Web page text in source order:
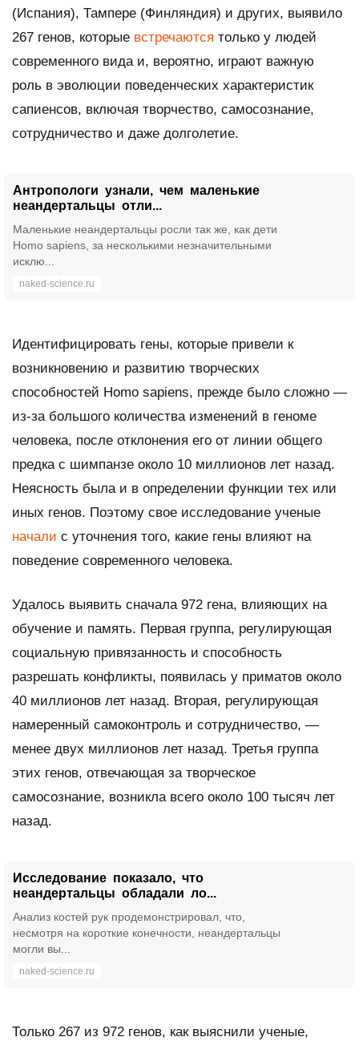
(Испания), Тампере (Финляндия) и других, выявило
267 генов, которые встречаются только у людей
современного вида и, вероятно, играют важную
роль в эволюции поведенческих характеристик
сапиенсов, включая творчество, самосознание,
сотрудничество и даже долголетие.
Антропологи узнали, чем маленькие
неандертальцы отли...
Маленькие неандертальцы росли так же, как дети
Homo sapiens, за несколькими незначительными
исклю...
naked-science.ru
Идентифицировать гены, которые привели к
возникновению и развитию творческих
способностей Homo sapiens, прежде было сложно —
из-за большого количества изменений в геноме
человека, после отклонения его от линии общего
предка с шимпанзе около 10 миллионов лет назад.
Неясность была и в определении функции тех или
иных генов. Поэтому свое исследование ученые
начали с уточнения того, какие гены влияют на
поведение современного человека.
Удалось выявить сначала 972 гена, влияющих на
обучение и память. Первая группа, регулирующая
социальную привязанность и способность
разрешать конфликты, появилась у приматов около
40 миллионов лет назад. Вторая, регулирующая
намеренный самоконтроль и сотрудничество, —
менее двух миллионов лет назад. Третья группа
этих генов, отвечающая за творческое
самосознание, возникла всего около 100 тысяч лет
назад.
Исследование показало, что
неандертальцы обладали ло...
Анализ костей рук продемонстрировал, что,
несмотря на короткие конечности, неандертальцы
могли вы...
naked-science.ru
Только 267 из 972 генов, как выяснили ученые,